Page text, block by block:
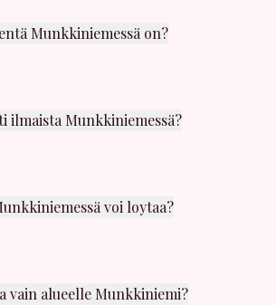
Munkkiniemessä on?
ilmaista Munkkiniemessä?
voi loytaa?
vain alueelle Munkkiniemi?